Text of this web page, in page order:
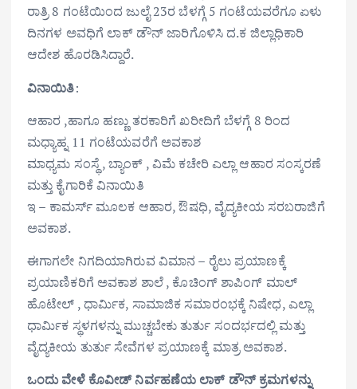
ರಾತ್ರಿ 8 ಗಂಟೆಯಿಂದ ಜುಲೈ 23ರ ಬೆಳಗ್ಗೆ 5 ಗಂಟೆಯವರೆಗೂ ಏಳು
ದಿನಗಳ ಅವಧಿಗೆ ಲಾಕ್ ಡೌನ್ ಜಾರಿಗೊಳಿಸಿ ದ.ಕ ಜಿಲ್ಲಾಧಿಕಾರಿ
ಆದೇಶ ಹೊರಡಿಸಿದ್ದಾರೆ.
ವಿನಾಯಿತಿ:
ಆಹಾರ ,ಹಾಗೂ ಹಣ್ಣು ತರಕಾರಿಗೆ ಖರೀದಿಗೆ ಬೆಳಗ್ಗೆ 8 ರಿಂದ
ಮಧ್ಯಾಹ್ನ 11 ಗಂಟೆಯವರೆಗೆ ಅವಕಾಶ
ಮಾಧ್ಯಮ ಸಂಸ್ಥೆ , ಬ್ಯಾಂಕ್ , ವಿಮೆ ಕಚೇರಿ ಎಲ್ಲಾ ಆಹಾರ ಸಂಸ್ಕರಣೆ
ಮತ್ತು ಕೈಗಾರಿಕೆ ವಿನಾಯಿತಿ
ಇ – ಕಾಮರ್ಸ್ ಮೂಲಕ ಆಹಾರ, ಔಷಧಿ, ವೈದ್ಯಕೀಯ ಸರಬರಾಜಿಗೆ
ಅವಕಾಶ.
ಈಗಾಗಲೇ ನಿಗದಿಯಾಗಿರುವ ವಿಮಾನ – ರೈಲು ಪ್ರಯಾಣಕ್ಕೆ
ಪ್ರಯಾಣಿಕರಿಗೆ ಅವಕಾಶ ಶಾಲೆ , ಕೊಚಿಂಗ್ ಶಾಪಿಂಗ್ ಮಾಲ್
ಹೊಟೇಲ್ , ಧಾರ್ಮಿಕ, ಸಾಮಾಜಿಕ ಸಮಾರಂಭಕ್ಕೆ ನಿಷೇಧ, ಎಲ್ಲಾ
ಧಾರ್ಮಿಕ ಸ್ಥಳಗಳನ್ನು ಮುಚ್ಚಬೇಕು ತುರ್ತು ಸಂದರ್ಭದಲ್ಲಿ ಮತ್ತು
ವೈದ್ಯಕೀಯ ತುರ್ತು ಸೇವೆಗಳ ಪ್ರಯಾಣಕ್ಕೆ ಮಾತ್ರ ಅವಕಾಶ.
ಒಂದು ವೇಳೆ ಕೊವೀಡ್ ನಿರ್ವಹಣೆಯ ಲಾಕ್ ಡೌನ್ ಕ್ರಮಗಳನ್ನು